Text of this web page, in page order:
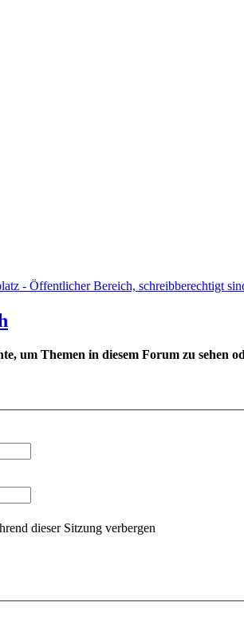
- Öffentlicher Bereich, schreibberechtigt
um Themen in diesem Forum zu sehen
dieser Sitzung verbergen